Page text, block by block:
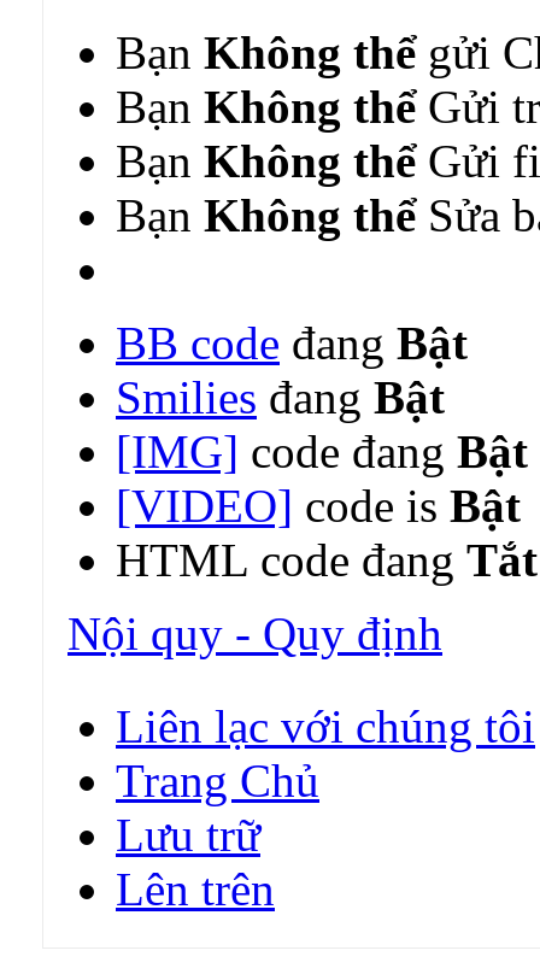
Bạn Không thểgửi
Bạn Không thểGửi
Bạn Không thểGửi
Bạn Không thểSửa
BB code đang Bật
Smilies đang Bật
[IMG] code đang Bật
[VIDEO] code is Bật
HTML code đang Tắt
Nội quy - Quy định
Liên lạc với chúng tôi
Trang Chủ
Lưu trữ
Lên trên